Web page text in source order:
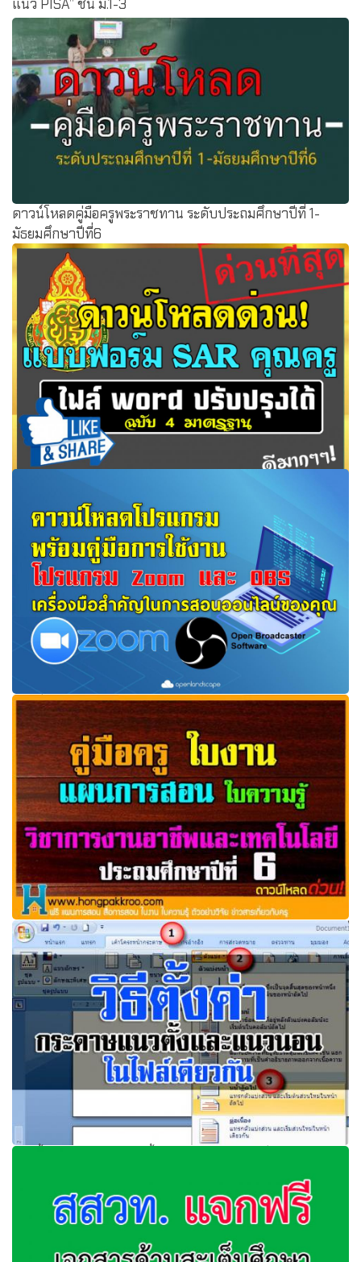
แนว PISA” ชั้น ม.1-3
ดาวน์โหลดคู่มือครูพระราชทาน ระดับประถมศึกษาปีที่ 1-
มัธยมศึกษาปีที่6
แบบฟอร์ม SAR คุณครู ไฟล์ word ปรับปรุงได้ ฉบับ 4
มาตรฐาน ดาวน์โหลดที่นี่!
ดาวน์โหลดโปรแกรม พร้อมคู่มือการใช้งานโปรแกรมOBS และ
Zoom เครื่องมือสำคัญในการสอนออนไลน์ของคุณครู
คู่มือครู ใบงาน แผนการสอน วิชาการงานอาชีพและเทคโนโลยี
ป.6
การตั้งหน้ากระดาษแนวตั้งและแนวนอนในไฟล์ Word